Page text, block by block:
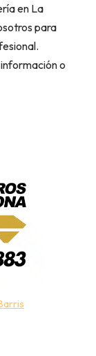
en La
para
o